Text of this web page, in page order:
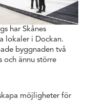
har Skånes
lokaler i Dockan.
byggnaden två
och ännu större
möjligheter för